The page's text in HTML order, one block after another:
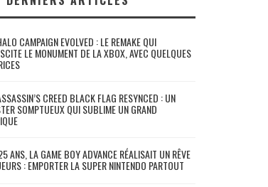
CAMPAIGN EVOLVED : LE REMAKE QUI
LE MONUMENT DE LA XBOX, AVEC QUELQUES
CREED BLACK FLAG RESYNCED : UN
SOMPTUEUX QUI SUBLIME UN GRAND
ANS, LA GAME BOY ADVANCE RÉALISAIT UN RÊVE
: EMPORTER LA SUPER NINTENDO PARTOUT